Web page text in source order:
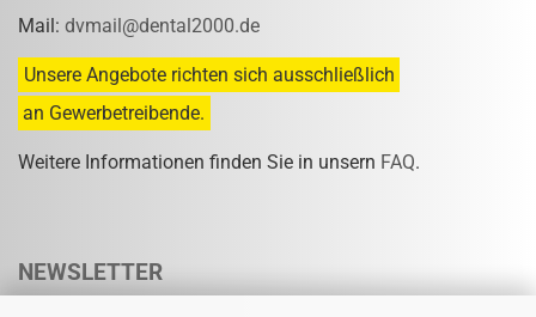
Mail: dvmail@dental2000.de
Unsere Angebote richten sich ausschließlich
an Gewerbetreibende.
Weitere Informationen finden Sie in unsern FAQ.
NEWSLETTER